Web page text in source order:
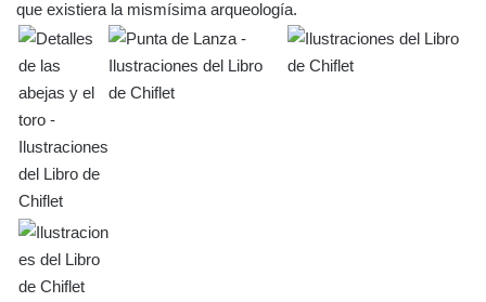
que existiera la mismísima arqueología.